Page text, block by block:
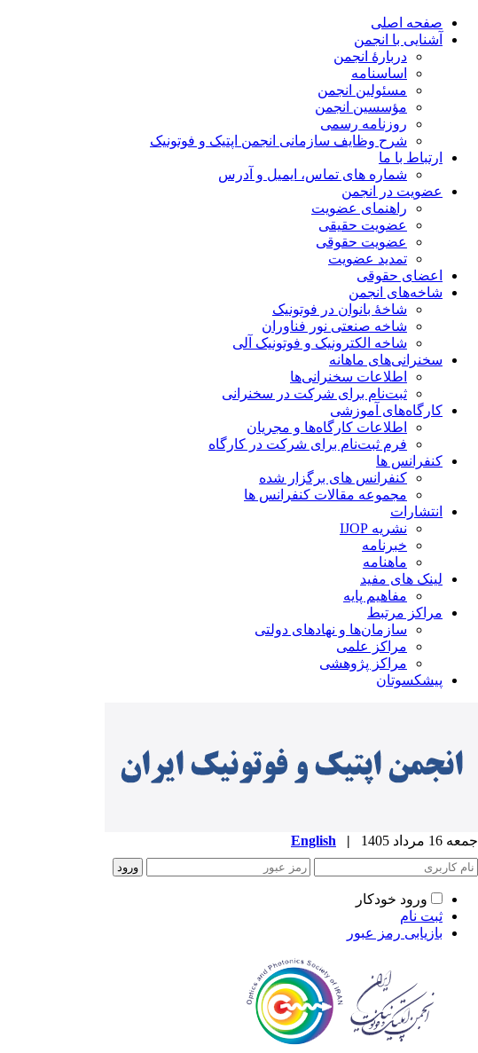
صفحه اصلی
آشنایی با انجمن
دربارۀ انجمن
اساسنامه
مسئولین انجمن
مؤسسین انجمن
روزنامه رسمی
شرح وظایف سازمانی انجمن اپتیک و فوتونیک
ارتباط با ما
شماره های تماس، ایمیل و آدرس
عضویت در انجمن
راهنمای عضویت
عضویت حقیقی
عضویت حقوقی
تمدید عضویت
اعضای حقوقی
شاخه‌های انجمن
شاخۀ بانوان در فوتونیک
شاخه صنعتی نور فناوران
شاخه‌ الکترونیک و فوتونیک آلی
سخنرانی‌های ماهانه
اطلاعات سخنرانی‌‌ها
ثبت‌نام برای شرکت در سخنرانی
کارگاه‌های آموزشی
اطلاعات کارگاه‌ها و مجریان
فرم ثبت‌نام برای شرکت در کارگاه
کنفرانس ها
کنفرانس های برگزار شده
مجموعه مقالات کنفرانس ها
انتشارات
نشریه IJOP
خبرنامه
ماهنامه
لینک های مفید
مفاهیم پایه
مراکز مرتبط
سازمان‌ها و نهادهای دولتی
مراکز علمی
مراکز پژوهشی
پیشکسوتان
جمعه 16 مرداد 1405 |
English
ورود خودکار
ثبت نام
بازیابی رمز عبور